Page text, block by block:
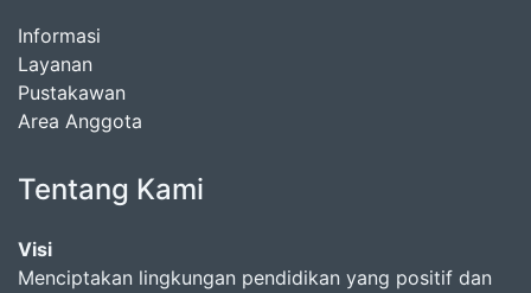
Informasi
Layanan
Pustakawan
Area Anggota
Tentang Kami
Visi
Menciptakan lingkungan pendidikan yang positif dan